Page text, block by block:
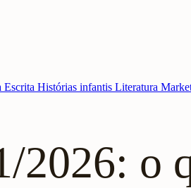
Escrita Histórias infantis Literatura
2026: o